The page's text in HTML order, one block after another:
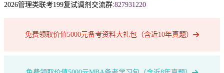
2026管理类联考199复试调剂交流群:827931220
免费领取价值5000元备考资料大礼包（含近10年真题）